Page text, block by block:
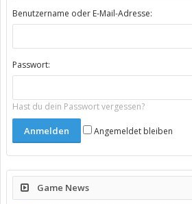
Benutzername oder E-Mail-Adresse:
Passwort:
Hast du dein Passwort vergessen?
Angemeldet bleiben
Game News